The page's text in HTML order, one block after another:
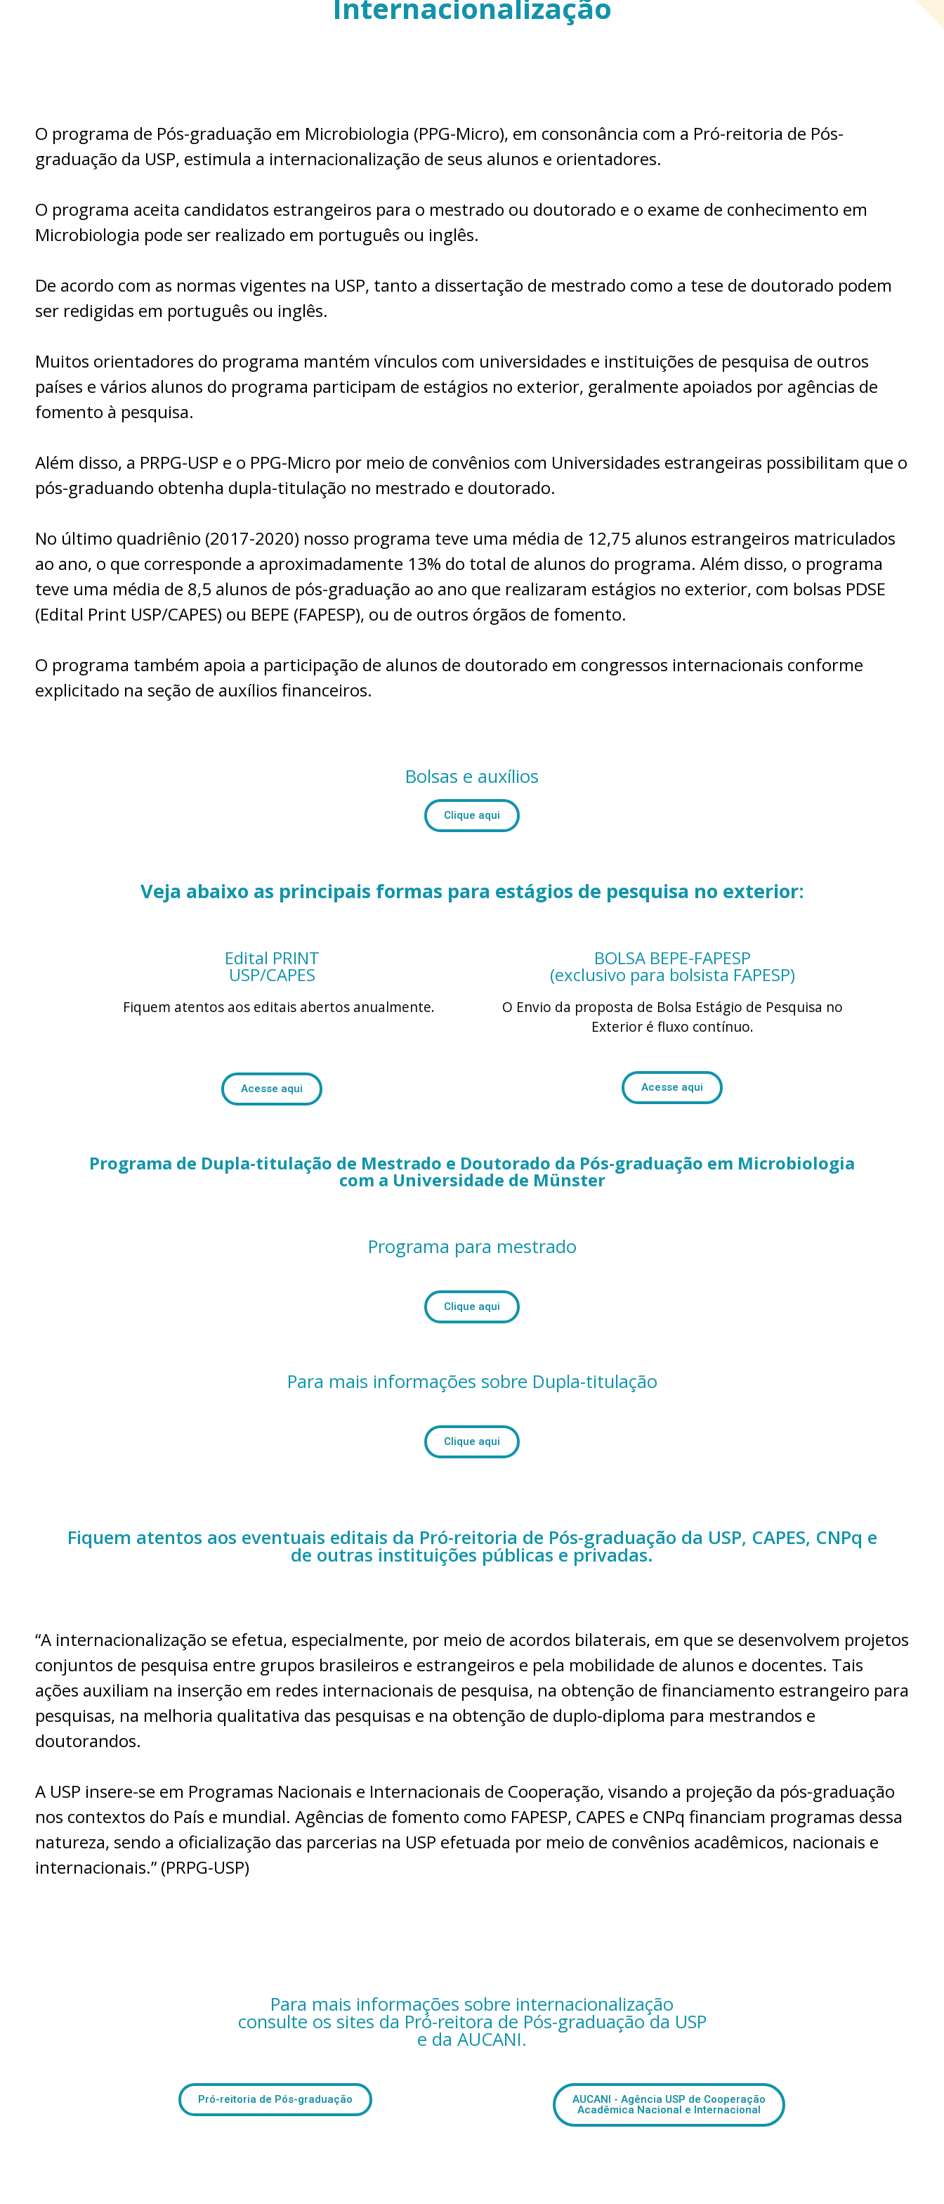
Internacionalização
O programa de Pós-graduação em Microbiologia (PPG-Micro), em consonância com a Pró-reitoria de Pós-
graduação da USP, estimula a internacionalização de seus alunos e orientadores.
O programa aceita candidatos estrangeiros para o mestrado ou doutorado e o exame de conhecimento em
Microbiologia pode ser realizado em português ou inglês.
De acordo com as normas vigentes na USP, tanto a dissertação de mestrado como a tese de doutorado podem
ser redigidas em português ou inglês.
Muitos orientadores do programa mantém vínculos com universidades e instituições de pesquisa de outros
países e vários alunos do programa participam de estágios no exterior, geralmente apoiados por agências de
fomento à pesquisa.
Além disso, a PRPG-USP e o PPG-Micro por meio de convênios com Universidades estrangeiras possibilitam que o
pós-graduando obtenha dupla-titulação no mestrado e doutorado.
No último quadriênio (2017-2020) nosso programa teve uma média de 12,75 alunos estrangeiros matriculados
ao ano, o que corresponde a aproximadamente 13% do total de alunos do programa. Além disso, o programa
teve uma média de 8,5 alunos de pós-graduação ao ano que realizaram estágios no exterior, com bolsas PDSE
(Edital Print USP/CAPES) ou BEPE (FAPESP), ou de outros órgãos de fomento.
O programa também apoia a participação de alunos de doutorado em congressos internacionais conforme
explicitado na seção de auxílios financeiros.
Bolsas e auxílios
Clique aqui
Veja abaixo as principais formas para estágios de pesquisa no exterior:
Edital PRINT
USP/CAPES
Fiquem atentos aos editais abertos anualmente.
Acesse aqui
BOLSA BEPE-FAPESP
(exclusivo para bolsista FAPESP)
O Envio da proposta de Bolsa Estágio de Pesquisa no
Exterior é fluxo contínuo.
Acesse aqui
Programa de Dupla-titulação de Mestrado e Doutorado da Pós-graduação em Microbiologia
com a Universidade de Münster
Programa para mestrado
Clique aqui
Para mais informações sobre Dupla-titulação
Clique aqui
Fiquem atentos aos eventuais editais da Pró-reitoria de Pós-graduação da USP, CAPES, CNPq e
de outras instituições públicas e privadas.
“A internacionalização se efetua, especialmente, por meio de acordos bilaterais, em que se desenvolvem projetos
conjuntos de pesquisa entre grupos brasileiros e estrangeiros e pela mobilidade de alunos e docentes. Tais
ações auxiliam na inserção em redes internacionais de pesquisa, na obtenção de financiamento estrangeiro para
pesquisas, na melhoria qualitativa das pesquisas e na obtenção de duplo-diploma para mestrandos e
doutorandos.
A USP insere-se em Programas Nacionais e Internacionais de Cooperação, visando a projeção da pós-graduação
nos contextos do País e mundial. Agências de fomento como FAPESP, CAPES e CNPq financiam programas dessa
natureza, sendo a oficialização das parcerias na USP efetuada por meio de convênios acadêmicos, nacionais e
internacionais.” (PRPG-USP)
Para mais informações sobre internacionalização
consulte os sites da Pró-reitora de Pós-graduação da USP
e da AUCANI.
Pró-reitoria de Pós-graduação
AUCANI - Agência USP de Cooperação
Acadêmica Nacional e Internacional